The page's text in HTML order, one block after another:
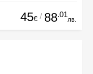
45€ / 88.01
лв.